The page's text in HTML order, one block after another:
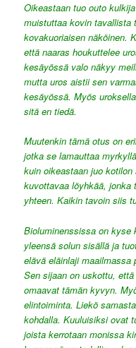
Oikeastaan tuo outo
muistuttaa kovin tavallista
kovakuoriaisen näköinen.
että naaras houkuttelee
kesäyössä valo näkyy
mutta uros aistii sen
kesäyössä. Myös
sitä en tiedä.
Muutenkin tämä otus on
jotka se lamauttaa
kuin oikeastaan juo
kuvottavaa löyhkää, jonka
yhteen. Kaikin tavoin siis
Bioluminenssissa on kyse
yleensä solun sisällä ja
elävä eläinlaji
Sen sijaan on uskottu,
omaavat tämän kyvyn.
elintoiminta. Liekö
kohdalla. Kuuluisiksi ovat
joista kerrotaan monissa